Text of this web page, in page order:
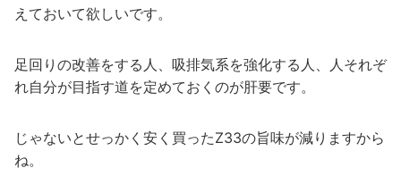
えておいて欲しいです。
足回りの改善をする人、吸排気系を強化する人、人それぞ
れ自分が目指す道を定めておくのが肝要です。
じゃないとせっかく安く買ったZ33の旨味が減りますから
ね。